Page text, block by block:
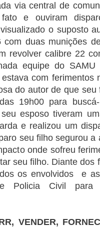
via central de
e ouviram
o suposto
com duas munições
revolver calibre 22
equipe do SAMU
com ferimentos
do autor de que
19h00 para
esposo tiveram
e realizou um
seu filho segurou
onde sofreu
seu filho. Diante dos
os envolvidos e
Policia Civil para
VENDER,